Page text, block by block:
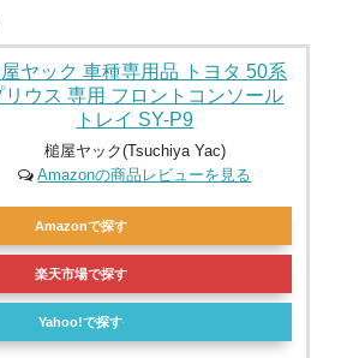
ヤック 車種専用品 トヨタ 50系
リウス 専用 フロントコンソール
トレイ SY-P9
槌屋ヤック(Tsuchiya Yac)
Amazonの商品レビューを見る
Amazonで探す
楽天市場で探す
Yahoo!で探す